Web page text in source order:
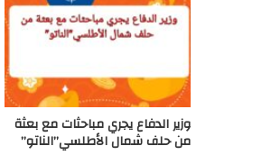
وزير الدفاع يجري مباحثات مع بعثة
من حلف شمال الأطلسي”الناتو”